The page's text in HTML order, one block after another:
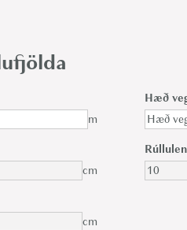
m
Hæð
cm
cm